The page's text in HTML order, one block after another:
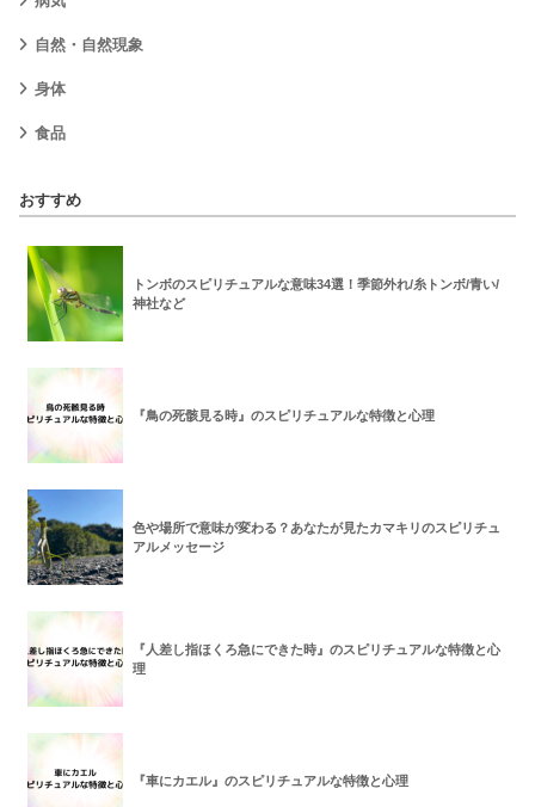
自然・自然現象
身体
食品
おすすめ
トンボのスピリチュアルな意味34選！季節外れ/糸トンボ/青い/
神社など
『鳥の死骸見る時』のスピリチュアルな特徴と心理
色や場所で意味が変わる？あなたが見たカマキリのスピリチュ
アルメッセージ
『人差し指ほくろ急にできた時』のスピリチュアルな特徴と心
理
『車にカエル』のスピリチュアルな特徴と心理